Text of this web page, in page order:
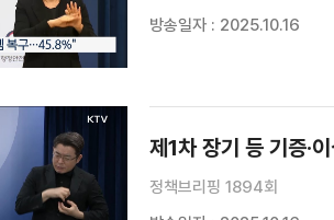
방송일자 : 2025.10.16
제1차 장기 등 기증·
정책브리핑 1894회